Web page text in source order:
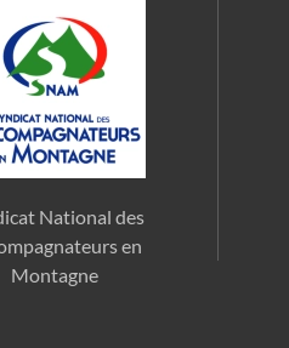
National des
en
Montagne